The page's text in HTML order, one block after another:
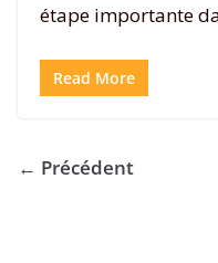
étape importante
Read More
← Précédent